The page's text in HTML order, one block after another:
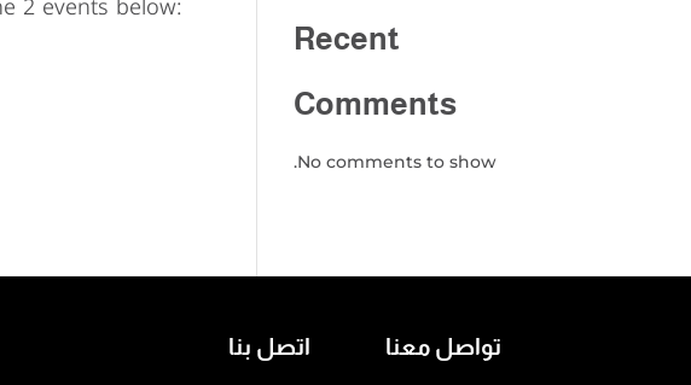
Recent
Comments
No comments to show.
اتصل بنا تواصل معنا